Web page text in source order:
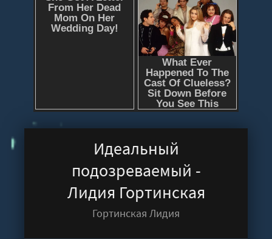
Идеальный
подозреваемый -
Лидия Гортинская
Гортинская Лидия